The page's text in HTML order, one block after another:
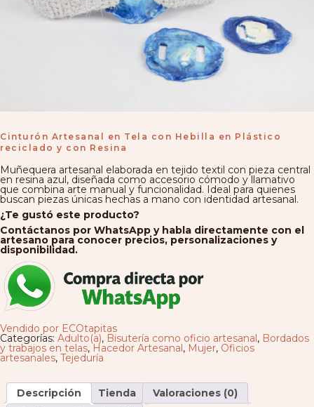
Cinturón Artesanal en Tela con Hebilla en Plástico
reciclado y con Resina
Muñequera artesanal elaborada en tejido textil con pieza central
en resina azul, diseñada como accesorio cómodo y llamativo
que combina arte manual y funcionalidad. Ideal para quienes
buscan piezas únicas hechas a mano con identidad artesanal.
¿Te gustó este producto?
Contáctanos por WhatsApp y habla directamente con el
artesano para conocer precios, personalizaciones y
disponibilidad.
Vendido por ECOtapitas
Categorías: Adulto(a), Bisutería como oficio artesanal, Bordados
y trabajos en telas,Hacedor Artesanal, Mujer, Oficios
artesanales, Tejeduría
Descripción Tienda
Valoraciones (0)